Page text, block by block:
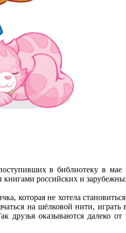
в библиотеку в
российских и
которая не хотела
на шёлковой нити,
друзья оказываются далеко